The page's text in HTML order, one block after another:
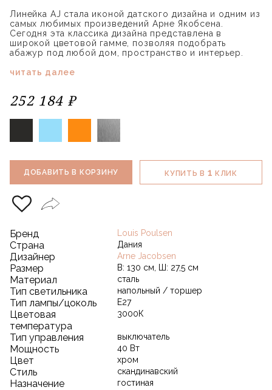
Линейка AJ стала иконой датского дизайна и одним из
самых любимых произведений Арне Якобсена.
Сегодня эта классика дизайна представлена ​​в
широкой цветовой гамме, позволяя подобрать
абажур под любой дом, пространство и интерьер.
читать далее
252 184 ₽
ДОБАВИТЬ В КОРЗИНУ КУПИТЬ В 1 КЛИК
Бренд Louis Poulsen
Страна Дания
Дизайнер Arne Jacobsen
Размер В: 130 см, Ш: 27,5 см
Материал сталь
Тип светильника напольный / торшер
Тип лампы/цоколь E27
Цветовая
температура
3000К
Тип управления выключатель
Мощность 40 Вт
Цвет хром
Стиль скандинавский
Назначение гостиная